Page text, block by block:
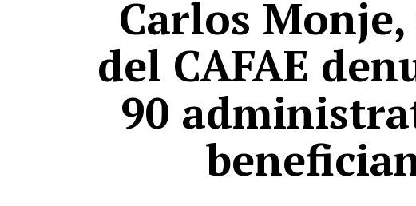
Carlos
del CAFAE
90